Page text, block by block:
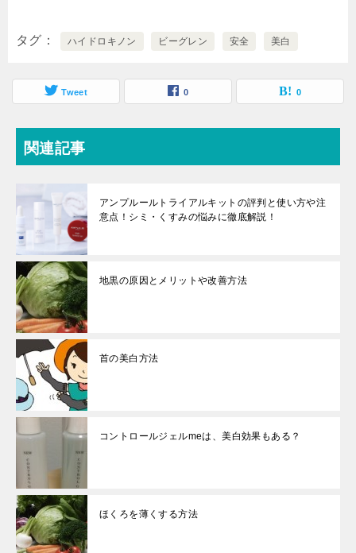
タグ ハイドロキノン ビーグレン 安全 美白
Tweet 0 0
関連記事
アンプルールトライアルキットの評判と使い方や注
意点！シミ・くすみの悩みに徹底解説！
地黒の原因とメリットや改善方法
首の美白方法
コントロールジェルmeは、美白効果もある？
ほくろを薄くする方法